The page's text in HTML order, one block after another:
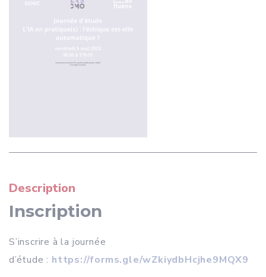
Description
Inscription
S’inscrire à la journée
d’étude : https://forms.gle/wZkiydbHcjhe9MQX9